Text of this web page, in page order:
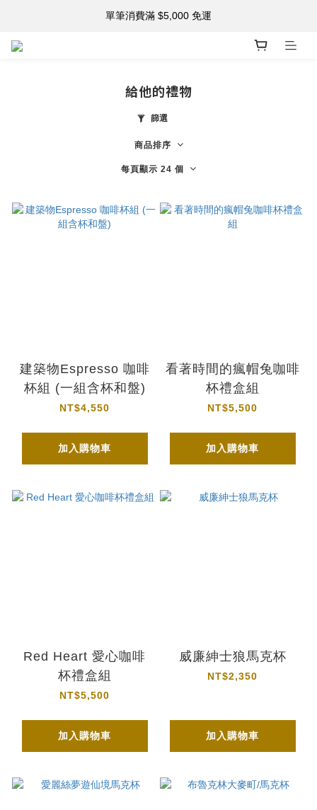
註冊新會員 享購物金$500！
單筆消費滿 $5,000 免運
給他的禮物
篩選
商品排序
每頁顯示 24 個
建築物Espresso 咖啡
杯組 (一組含杯和盤)
NT$4,550
加入購物車
看著時間的瘋帽兔咖啡
杯禮盒組
NT$5,500
加入購物車
Red Heart 愛心咖啡
杯禮盒組
NT$5,500
加入購物車
威廉紳士狼馬克杯
NT$2,350
加入購物車